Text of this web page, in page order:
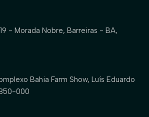
- Morada Nobre, Barreiras - BA,
Bahia Farm Show, Luís Eduardo
000